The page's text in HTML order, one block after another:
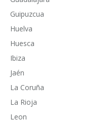
Guipuzcua
Huelva
Huesca
Ibiza
Jaén
La Coruña
La Rioja
Leon